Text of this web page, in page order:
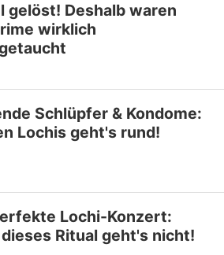
gelöst! Deshalb waren
wirklich
Schlüpfer & Kondome:
Lochis geht's rund!
Lochi-Konzert:
Ritual geht's nicht!